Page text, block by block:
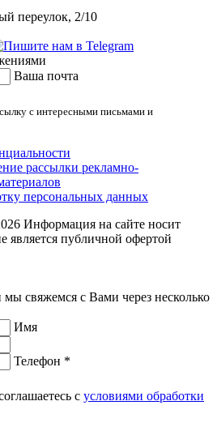
переулок, 2/10
Ваша почта
с интересными письмами и
рассылки рекламно-
персональных данных
Информация на сайте носит
является публичной офертой
мы свяжемся с Вами через несколько
Имя
Телефон *
с условиями обработки